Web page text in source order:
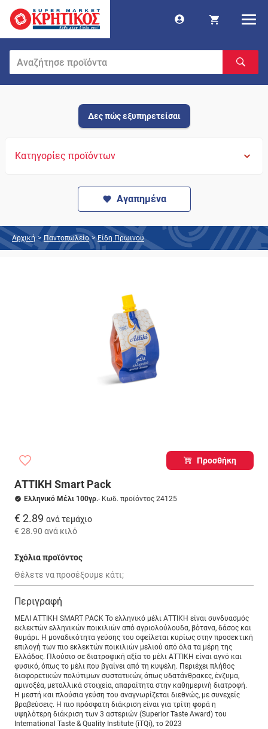
Δες πώς εξυπηρετείσαι
Κατηγορίες προϊόντων
Αγαπημένα
Αρχική > Παντοπωλείο > Είδη Πρωινού
Προσθήκη
ΑΤΤΙΚΗ Smart Pack
Ελληνικό Μέλι 100γρ.- Κωδ. προϊόντος 24125
€ 2.89 ανά τεμάχιο
€ 28.90 ανά κιλό
Σχόλια προϊόντος
Περιγραφή
ΜΕΛΙ ΑΤΤΙΚΗ SMART PACK Το ελληνικό μέλι ΑΤΤΙΚΗ είναι συνδυασμός
εκλεκτών ελληνικών ποικιλιών από αγριολούλουδα, βότανα, δάσος και
θυμάρι. Η μοναδικότητα γεύσης του οφείλεται κυρίως στην προσεκτική
επιλογή των πιο εκλεκτών ποικιλιών μελιού από όλα τα μέρη της
Ελλάδος. Πλούσιο σε διατροφική αξία το μέλι ΑΤΤΙΚΗ είναι αγνό και
φυσικό, όπως το μέλι που βγαίνει από τη κυψέλη. Περιέχει πλήθος
διαφορετικών πολύτιμων συστατικών, όπως υδατάνθρακες, ένζυμα,
αμινοξέα, μεταλλικά στοιχεία, απαραίτητα στην καθημερινή διατροφή.
Η μεστή και πλούσια γεύση του αναγνωρίζεται διεθνώς, με συνεχείς
βραβεύσεις. Η πιο πρόσφατη διάκριση είναι για τρίτη φορά η
υψηλότερη διάκριση των 3 αστεριών (Superior Taste Award) του
International Taste & Quality Institute (iTQi), το 2023